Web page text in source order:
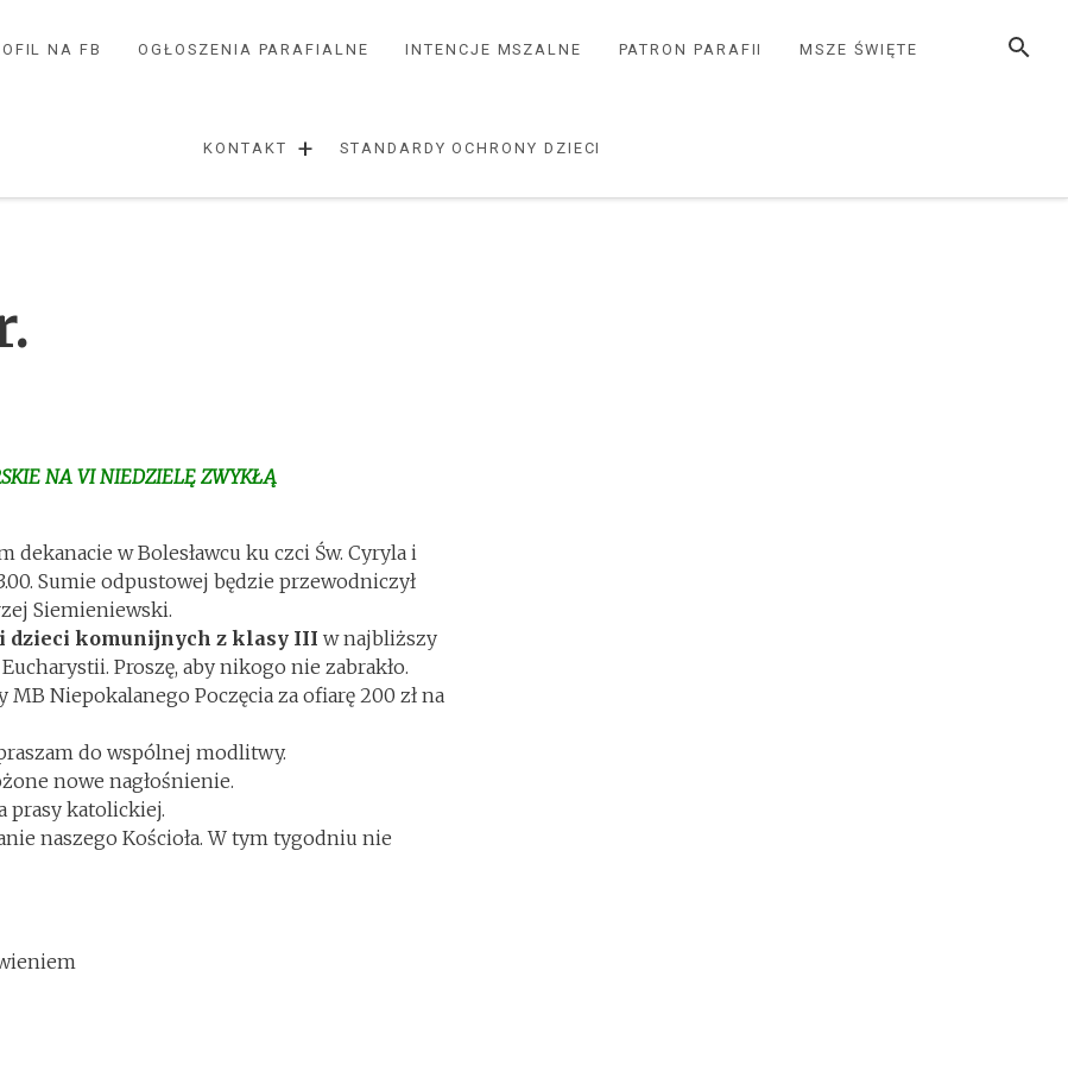
SZUKAJ
NA FB OGŁOSZENIA PARAFIALNE INTENCJE MSZALNE PATRON PARAFII MSZE ŚWIĘTE
KONTAKT + STANDARDY OCHRONY DZIECI
NA VI NIEDZIELĘ ZWYKŁĄ
dekanacie w Bolesławcu ku czci Św. Cyryla i
Sumie odpustowej będzie przewodniczył
Siemieniewski.
dzieci komunijnych z klasy III w najbliższy
Proszę, aby nikogo nie zabrakło.
MB Niepokalanego Poczęcia za ofiarę 200 zł na
do wspólnej modlitwy.
nowe nagłośnienie.
prasy katolickiej.
naszego Kościoła. W tym tygodniu nie